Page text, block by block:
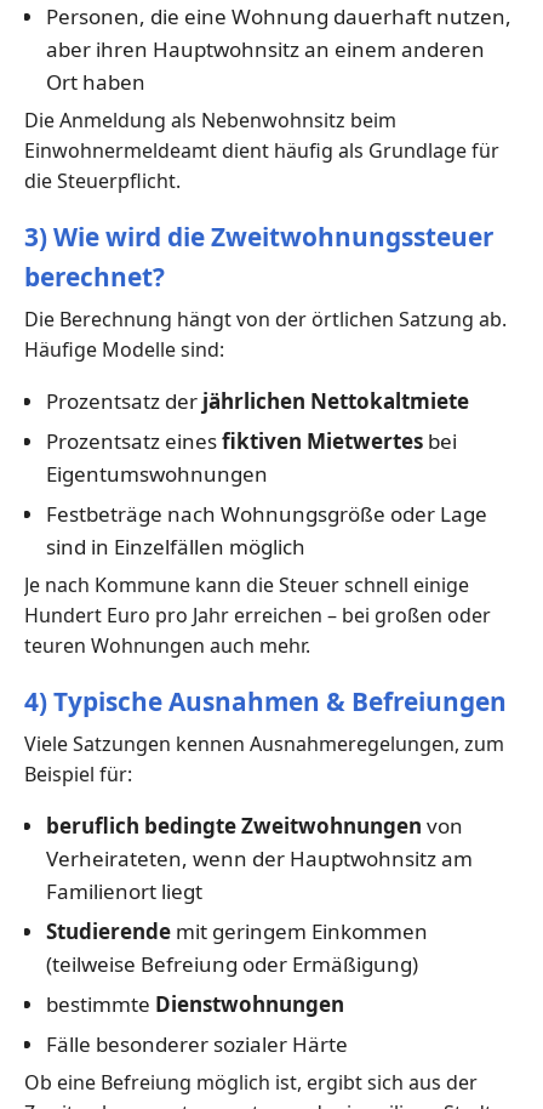
Personen, die eine Wohnung dauerhaft nutzen,
aber ihren Hauptwohnsitz an einem anderen
Ort haben
Die Anmeldung als Nebenwohnsitz beim
Einwohnermeldeamt dient häufig als Grundlage für
die Steuerpflicht.
3) Wie wird die Zweitwohnungssteuer
berechnet?
Die Berechnung hängt von der örtlichen Satzung ab.
Häufige Modelle sind:
Prozentsatz der jährlichen Nettokaltmiete
Prozentsatz einesfiktiven Mietwertesbei
Eigentumswohnungen
Festbeträge nach Wohnungsgröße oder Lage
sind in Einzelfällen möglich
Je nach Kommune kann die Steuer schnell einige
Hundert Euro pro Jahr erreichen – bei großen oder
teuren Wohnungen auch mehr.
4) Typische Ausnahmen & Befreiungen
Viele Satzungen kennen Ausnahmeregelungen, zum
Beispiel für:
beruflich bedingte Zweitwohnungen von
Verheirateten, wenn der Hauptwohnsitz am
Familienort liegt
Studierendemit geringem Einkommen
(teilweise Befreiung oder Ermäßigung)
bestimmte Dienstwohnungen
Fälle besonderer sozialer Härte
Ob eine Befreiung möglich ist, ergibt sich aus der